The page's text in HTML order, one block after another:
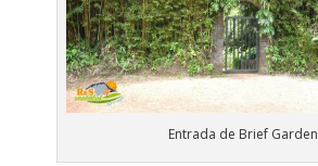
Entrada de Brief Garden